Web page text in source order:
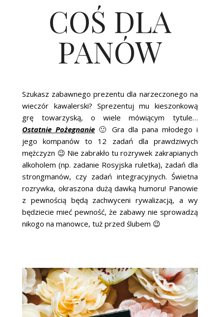
COŚ DLA
PANÓW
Szukasz zabawnego prezentu dla narzeczonego na
wieczór kawalerski? Sprezentuj mu kieszonkową
grę towarzyską, o wiele mówiącym tytule…
Ostatnie Pożegnanie 🙂 Gra dla pana młodego i
jego kompanów to 12 zadań dla prawdziwych
mężczyzn 😉 Nie zabrakło tu rozrywek zakrapianych
alkoholem (np. zadanie Rosyjska ruletka), zadań dla
strongmanów, czy zadań integracyjnych. Świetna
rozrywka, okraszona dużą dawką humoru! Panowie
z pewnością będą zachwyceni rywalizacją, a wy
będziecie mieć pewność, że zabawy nie sprowadzą
nikogo na manowce, tuż przed ślubem 😉